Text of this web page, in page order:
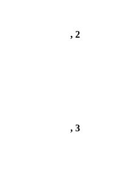
, 2
, 3